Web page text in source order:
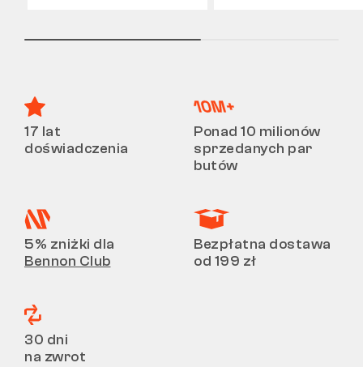
17 lat
doświadczenia
Ponad 10 milionów
sprzedanych par
butów
5% zniżki dla
Bennon Club
Bezpłatna dostawa
od 199 zł
30 dni
na zwrot